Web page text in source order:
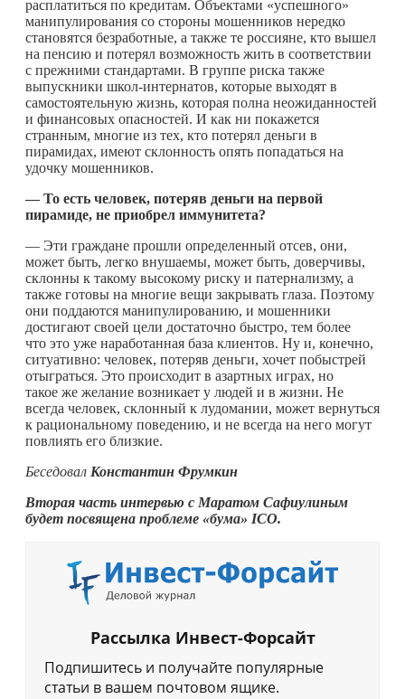
расплатиться по кредитам. Объектами «успешного»
манипулирования со стороны мошенников нередко
становятся безработные, а также те россияне, кто вышел
на пенсию и потерял возможность жить в соответствии
с прежними стандартами. В группе риска также
выпускники школ-интернатов, которые выходят в
самостоятельную жизнь, которая полна неожиданностей
и финансовых опасностей. И как ни покажется
странным, многие из тех, кто потерял деньги в
пирамидах, имеют склонность опять попадаться на
удочку мошенников.
— То есть человек, потеряв деньги на первой
пирамиде, не приобрел иммунитета?
— Эти граждане прошли определенный отсев, они,
может быть, легко внушаемы, может быть, доверчивы,
склонны к такому высокому риску и патернализму, а
также готовы на многие вещи закрывать глаза. Поэтому
они поддаются манипулированию, и мошенники
достигают своей цели достаточно быстро, тем более
что это уже наработанная база клиентов. Ну и, конечно,
ситуативно: человек, потеряв деньги, хочет побыстрей
отыграться. Это происходит в азартных играх, но
такое же желание возникает у людей и в жизни. Не
всегда человек, склонный к лудомании, может вернуться
к рациональному поведению, и не всегда на него могут
повлиять его близкие.
Беседовал Константин Фрумкин
Вторая часть интервью с Маратом Сафиулиным
будет посвящена проблеме «бума» ICO.
Рассылка Инвест-Форсайт
Подпишитесь и получайте популярные
статьи в вашем почтовом ящике.